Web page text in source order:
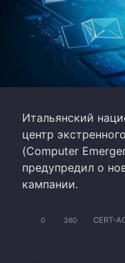
Итальянский
центр
(Computer
предупредил о
кампании.
0 360 CERT-